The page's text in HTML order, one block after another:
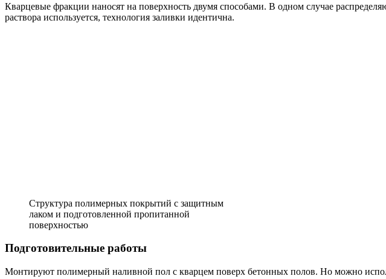
Кварцевые фракции наносят на поверхность двумя способами. В одном случае
раствора используется, технология заливки идентична.
Структура полимерных покрытий с защитным
лаком и подготовленной пропитанной
поверхностью
Подготовительные работы
Монтируют полимерный наливной пол с кварцем поверх бетонных полов. Но можно